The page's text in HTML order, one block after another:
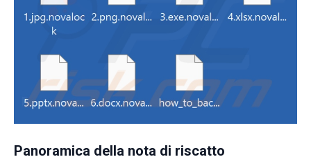
Panoramica della nota di riscatto